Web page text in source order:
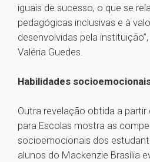
iguais de sucesso, o que se
pedagógicas inclusivas e à
desenvolvidas pela
Valéria Guedes.
Habilidades
Outra revelação obtida a
para Escolas mostra as
socioemocionais dos
alunos do Mackenzie Brasília